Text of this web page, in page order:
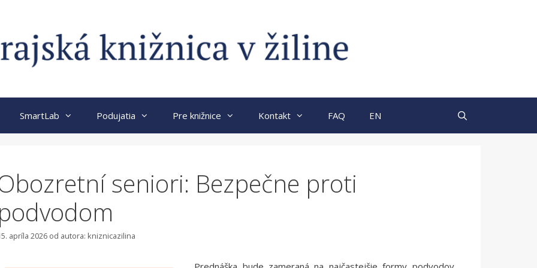
SmartLab Podujatia Pre knižnice Kontakt FAQ EN
seniori: Bezpečne proti
podvodom
apríla 2026 od autora: kniznicazilina